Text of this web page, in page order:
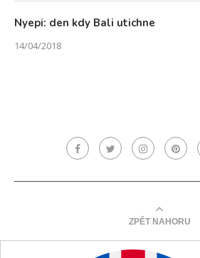
Nyepi: den kdy Bali utichne
14/04/2018
ZPĚT NAHORU